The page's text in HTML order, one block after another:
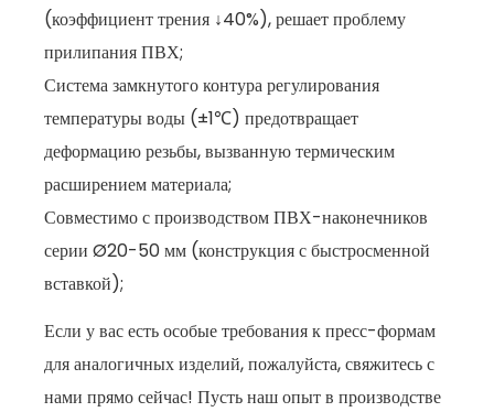
(коэффициент трения ↓40%), решает проблему
прилипания ПВХ;
Система замкнутого контура регулирования
температуры воды (±1℃) предотвращает
деформацию резьбы, вызванную термическим
расширением материала;
Совместимо с производством ПВХ-наконечников
серии Ø20-50 мм (конструкция с быстросменной
вставкой);
Если у вас есть особые требования к пресс-формам
для аналогичных изделий, пожалуйста, свяжитесь с
нами прямо сейчас! Пусть наш опыт в производстве